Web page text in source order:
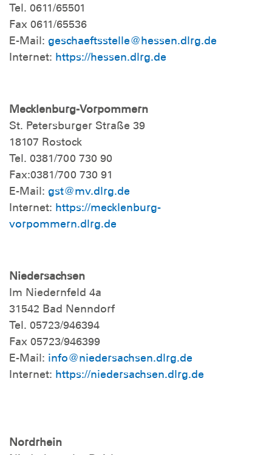
Tel. 0611/65501
Fax 0611/65536
E-Mail: geschaeftsstelle@hessen.dlrg.de
Internet: https://hessen.dlrg.de
Mecklenburg-Vorpommern
St. Petersburger Straße 39
18107 Rostock
Tel. 0381/700 730 90
Fax:0381/700 730 91
E-Mail: gst@mv.dlrg.de
Internet: https://mecklenburg-
vorpommern.dlrg.de
Niedersachsen
Im Niedernfeld 4a
31542 Bad Nenndorf
Tel. 05723/946394
Fax 05723/946399
E-Mail: info@niedersachsen.dlrg.de
Internet: https://niedersachsen.dlrg.de
Nordrhein